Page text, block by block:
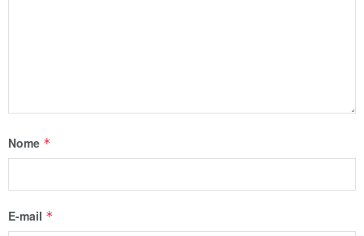
Nome *
E-mail *